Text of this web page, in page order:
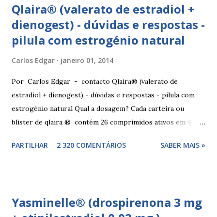
Qlaira® (valerato de estradiol +
dienogest) - dúvidas e respostas -
pilula com estrogénio natural
Carlos Edgar janeiro 01, 2014
Por Carlos Edgar - contacto Qlaira® (valerato de
estradiol + dienogest) - dúvidas e respostas - pilula com
estrogénio natural Qual a dosagem? Cada carteira ou
blister de qlaira ® contém 26 comprimidos ativos em 4
comprimidos inativos brancos na linha 4. Dosagem
estradiol (estrogénio natural) e 2 mg de dienogest 17
PARTILHAR 2 320 COMENTÁRIOS SABER MAIS »
Yasminelle® (drospirenona 3 mg